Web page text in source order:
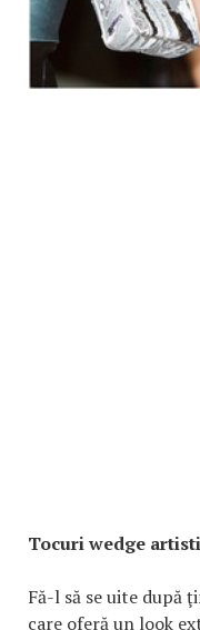
Tocuri wedge
Fă-l să se uite după
care oferă un look